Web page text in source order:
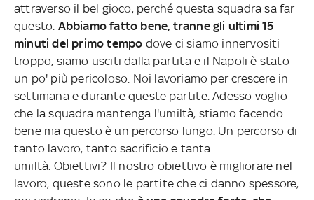
attraverso il bel gioco, perché questa squadra sa far
questo. Abbiamo fatto bene, tranne gli ultimi 15
minuti del primo tempo dove ci siamo innervositi
troppo, siamo usciti dalla partita e il Napoli è stato
un po' più pericoloso. Noi lavoriamo per crescere in
settimana e durante queste partite. Adesso voglio
che la squadra mantenga l'umiltà, stiamo facendo
bene ma questo è un percorso lungo. Un percorso di
tanto lavoro, tanto sacrificio e tanta
umiltà. Obiettivi? Il nostro obiettivo è migliorare nel
lavoro, queste sono le partite che ci danno spessore,